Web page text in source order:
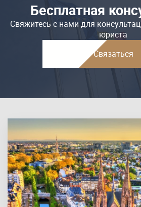
Бесплатная
Свяжитесь с нами для
юриста
Связаться